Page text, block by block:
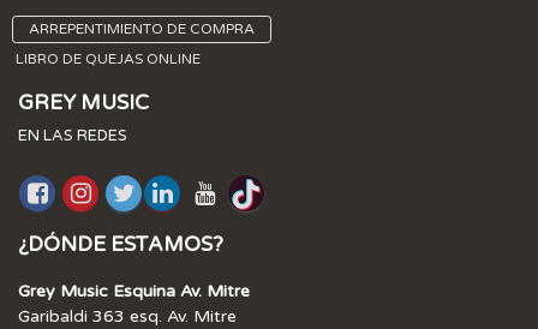
ARREPENTIMIENTO DE COMPRA
LIBRO DE QUEJAS ONLINE
GREY MUSIC
EN LAS REDES
¿DÓNDE ESTAMOS?
Grey Music Esquina Av. Mitre
Garibaldi 363 esq. Av. Mitre